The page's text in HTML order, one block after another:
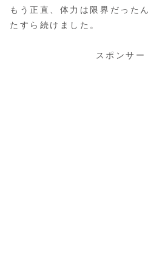
もう正直、体力は限界だった
たすら続けました。
スポンサー